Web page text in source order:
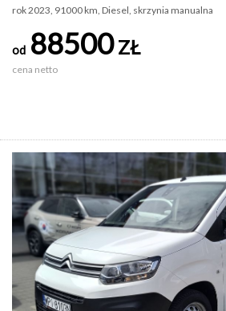
rok 2023, 91000 km, Diesel, skrzynia manualna
od 88500ZŁ
cena netto